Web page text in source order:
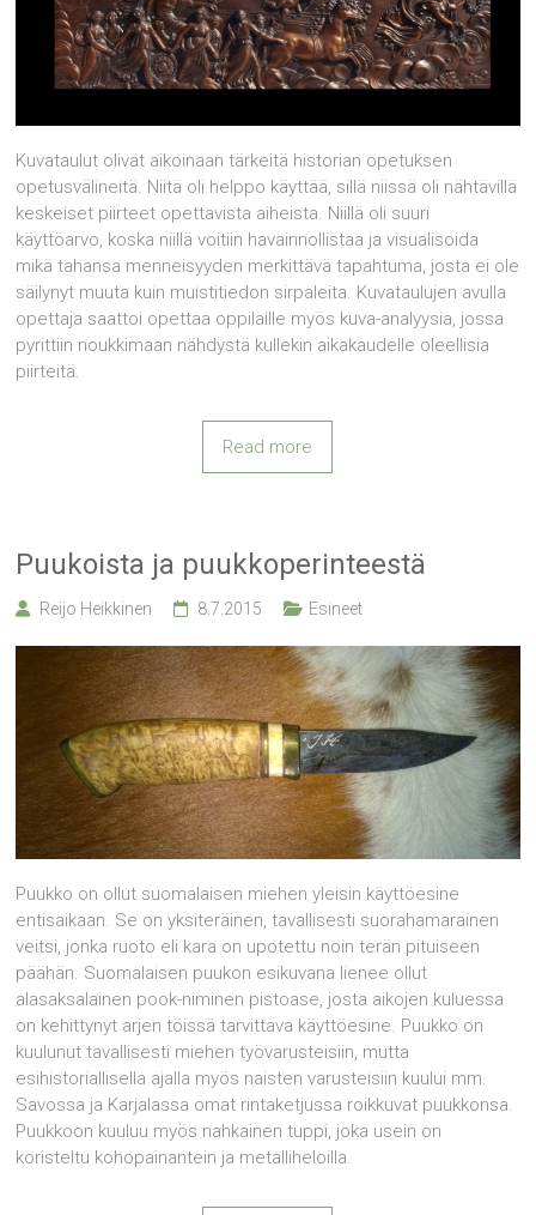
Kuvataulut olivat aikoinaan tärkeitä historian opetuksen
opetusvälineitä. Niitä oli helppo käyttää, sillä niissä oli nähtävillä
keskeiset piirteet opettavista aiheista. Niillä oli suuri
käyttöarvo, koska niillä voitiin havainnollistaa ja visualisoida
mikä tahansa menneisyyden merkittävä tapahtuma, josta ei ole
säilynyt muuta kuin muistitiedon sirpaleita. Kuvataulujen avulla
opettaja saattoi opettaa oppilaille myös kuva-analyysia, jossa
pyrittiin noukkimaan nähdystä kullekin aikakaudelle oleellisia
piirteitä.
Read more
Puukoista ja puukkoperinteestä
Reijo Heikkinen 8.7.2015 Esineet
Puukko on ollut suomalaisen miehen yleisin käyttöesine
entisaikaan. Se on yksiteräinen, tavallisesti suorahamarainen
veitsi, jonka ruoto eli kara on upotettu noin terän pituiseen
päähän. Suomalaisen puukon esikuvana lienee ollut
alasaksalainen pook-niminen pistoase, josta aikojen kuluessa
on kehittynyt arjen töissä tarvittava käyttöesine. Puukko on
kuulunut tavallisesti miehen työvarusteisiin, mutta
esihistoriallisella ajalla myös naisten varusteisiin kuului mm.
Savossa ja Karjalassa omat rintaketjussa roikkuvat puukkonsa.
Puukkoon kuuluu myös nahkainen tuppi, joka usein on
koristeltu kohopainantein ja metalliheloilla.